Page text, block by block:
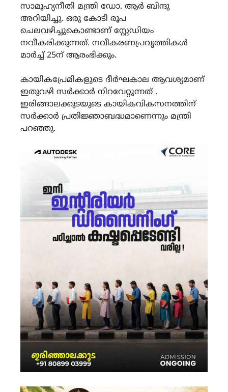
സാമൂഹ്യനീതി മന്ത്രി ഡോ. ആർ ബിന്ദു
അറിയിച്ചു. ഒരു കോടി രൂപ
ചെലവഴിച്ചുകൊണ്ടാണ് സ്റ്റേഡിയം
നവീകരിക്കുന്നത്. നവീകരണപ്രവൃത്തികൾ
മാർച്ച് 25ന് ആരംഭിക്കും.
കായികപ്രേമികളുടെ ദീർഘകാല ആവശ്യമാണ്
ഇതുവഴി സർക്കാർ നിറവേറ്റുന്നത് .
ഇരിങ്ങാലക്കുടയുടെ കായികവികസനത്തിന്
സർക്കാർ പ്രതിജ്ഞാബദ്ധമാണെന്നും മന്ത്രി
പറഞ്ഞു.